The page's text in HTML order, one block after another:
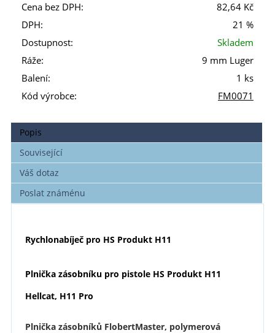
Cena bez DPH:
82,64 Kč
DPH:
21 %
Dostupnost:
Skladem
Ráže:
9 mm Luger
Balení:
1 ks
Kód výrobce:
FM0071
Popis
Související
Váš dotaz
Poslat známénu
Rychlonabíječ pro HS Produkt H11
Plnička zásobníku pro pistole HS Produkt H11
Hellcat, H11 Pro
Plnička zásobníků FlobertMaster, polymerová